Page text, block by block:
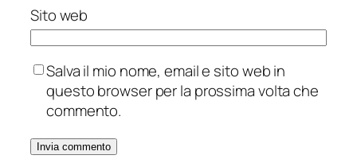
Sito web
Salva il mio nome, email e sito web in
questo browser per la prossima volta che
commento.